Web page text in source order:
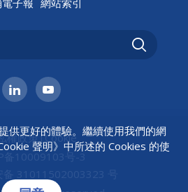
權政策 |Cookie
备10009103号-3
备 31011502003323 号
供更好的體驗。繼續使用我們的網
聲明》中所述的 Cookies 的使